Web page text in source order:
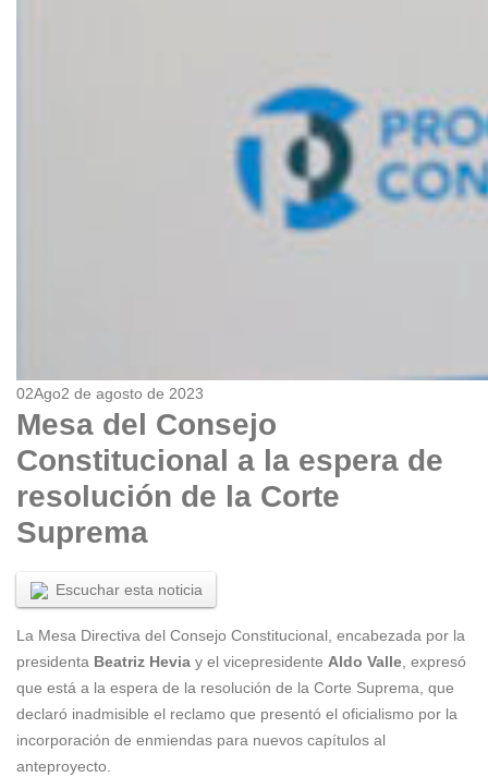
02Ago2 de agosto de 2023
Mesa del Consejo
Constitucional a la espera de
resolución de la Corte
Suprema
Escuchar esta noticia
La Mesa Directiva del Consejo Constitucional, encabezada por la
presidenta Beatriz Hevia y el vicepresidente Aldo Valle, expresó
que está a la espera de la resolución de la Corte Suprema, que
declaró inadmisible el reclamo que presentó el oficialismo por la
incorporación de enmiendas para nuevos capítulos al
anteproyecto.